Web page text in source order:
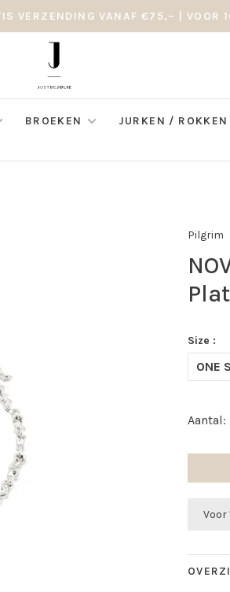
VERZENDING VANAF €75,– | VOOR
BROEKEN JURKEN / ROKKEN
Pilgrim
Size :
ONE
Aantal:
Voor